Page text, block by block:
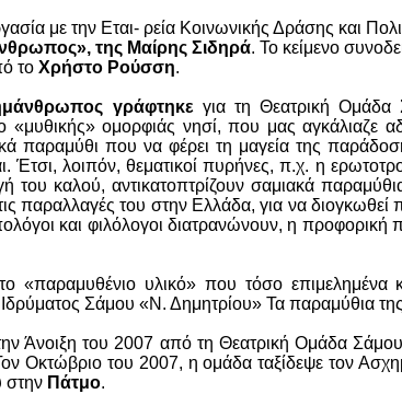
με την Εται- ρεία Κοινωνικής Δράσης και
της Μαίρης Σιδηρά. Το κείμενο
το Χρήστο Ρούσση.
γράφτηκεγια τη Θεατρική
ομορφιάς νησί, που μας αγκάλιαζε
παραμύθι που να φέρει τη μαγεία της
Έτσι, λοιπόν, θεματικοί πυρήνες, π.χ. η
καλού, αντικατοπτρίζουν σαμιακά
παραλλαγές του στην Ελλάδα, για να διογκωθεί
και φιλόλογοι διατρανώνουν, η
«παραμυθένιο υλικό» που τόσο
Σάμου «Ν. Δημητρίου» Τα παραμύθια
Άνοιξη του 2007 από τη Θεατρική Ομάδα
Οκτώβριο του 2007, η ομάδα ταξίδεψε τον
στην Πάτμο.